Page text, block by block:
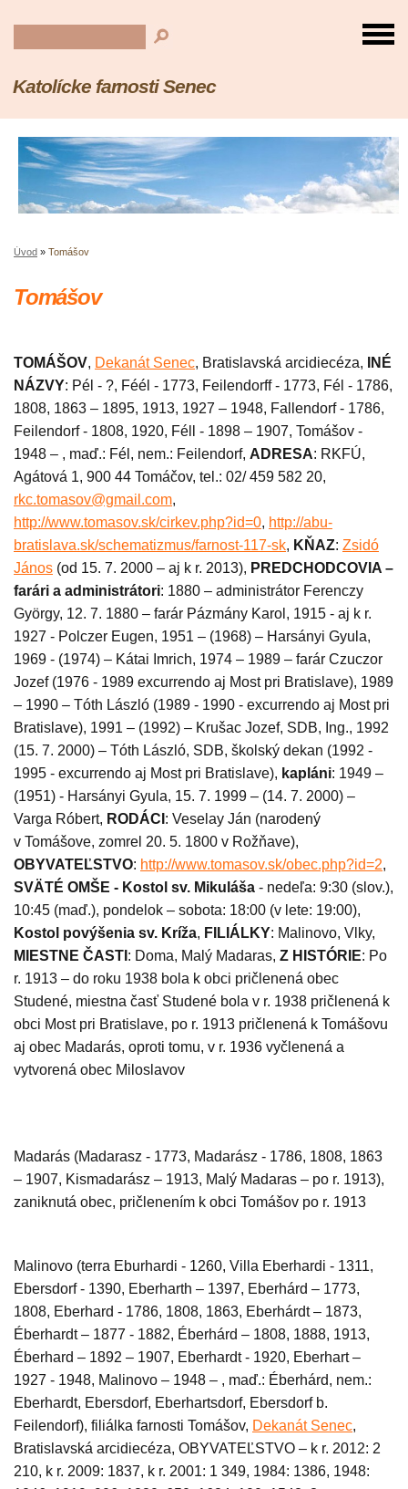
Katolícke farnosti Senec
Úvod » Tomášov
Tomášov
TOMÁŠOV, Dekanát Senec, Bratislavská arcidiecéza,
INÉ
NÁZVY: Pél - ?, Féél - 1773, Feilendorff - 1773, Fél - 1786,
1808, 1863 – 1895, 1913, 1927 – 1948, Fallendorf - 1786,
Feilendorf - 1808, 1920, Féll - 1898 – 1907, Tomášov -
1948 – , maď.: Fél, nem.: Feilendorf, ADRESA: RKFÚ,
Agátová 1, 900 44 Tomáčov, tel.: 02/ 459 582 20,
rkc.tomasov@gmail.com,
http://www.tomasov.sk/cirkev.php?id=0, http://abu-
bratislava.sk/schematizmus/farnost-117-sk, KŇAZ: Zsidó
János (od 15. 7. 2000 – aj k r. 2013), PREDCHODCOVIA –
farári a administrátori: 1880 – administrátor Ferenczy
György, 12. 7. 1880 – farár Pázmány Karol, 1915 - aj k r.
1927 - Polczer Eugen, 1951 – (1968) – Harsányi Gyula,
1969 - (1974) – Kátai Imrich, 1974 – 1989 – farár Czuczor
Jozef (1976 - 1989 excurrendo aj Most pri Bratislave), 1989
– 1990 – Tóth László (1989 - 1990 - excurrendo aj Most pri
Bratislave), 1991 – (1992) – Krušac Jozef, SDB, Ing., 1992
(15. 7. 2000) – Tóth László, SDB, školský dekan (1992 -
1995 - excurrendo aj Most pri Bratislave), kapláni: 1949 –
(1951) - Harsányi Gyula, 15. 7. 1999 – (14. 7. 2000) –
Varga Róbert, RODÁCI : Veselay Ján (narodený
v Tomášove, zomrel 20. 5. 1800 v Rožňave),
OBYVATEĽSTVO: http://www.tomasov.sk/obec.php?id=2,
SVÄTÉ OMŠE - Kostol sv. Mikuláša - nedeľa: 9:30 (slov.),
10:45 (maď.), pondelok – sobota: 18:00 (v lete: 19:00),
Kostol povýšenia sv. Kríža, FILIÁLKY: Malinovo, Vlky,
MIESTNE ČASTI : Doma, Malý Madaras, Z HISTÓRIE: Po
r. 1913 – do roku 1938 bola k obci pričlenená obec
Studené, miestna časť Studené bola v r. 1938 pričlenená k
obci Most pri Bratislave, po r. 1913 pričlenená k Tomášovu
aj obec Madarás, oproti tomu, v r. 1936 vyčlenená a
vytvorená obec Miloslavov
Madarás (Madarasz - 1773, Madarász - 1786, 1808, 1863
– 1907, Kismadarász – 1913, Malý Madaras – po r. 1913),
zaniknutá obec, pričlenením k obci Tomášov po r. 1913
Malinovo (terra Eburhardi - 1260, Villa Eberhardi - 1311,
Ebersdorf - 1390, Eberharth – 1397, Eberhárd – 1773,
1808, Eberhard - 1786, 1808, 1863, Eberhárdt – 1873,
Éberhardt – 1877 - 1882, Éberhárd – 1808, 1888, 1913,
Éberhard – 1892 – 1907, Eberhardt - 1920, Eberhart –
1927 - 1948, Malinovo – 1948 – , maď.: Éberhárd, nem.:
Eberhardt, Ebersdorf, Eberhartsdorf, Ebersdorf b.
Feilendorf), filiálka farnosti Tomášov, Dekanát Senec,
Bratislavská arcidiecéza, OBYVATEĽSTVO – k r. 2012: 2
210, k r. 2009: 1837, k r. 2001: 1 349, 1984: 1386, 1948: